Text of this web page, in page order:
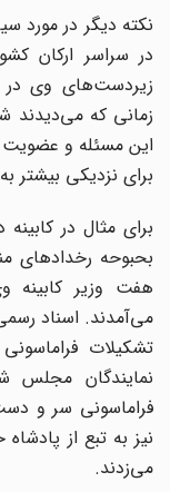
نکته دیگر در مورد
در سراسر ارکان
زیردست‌های وی در
زمانی که می‌دیدند
این مسئله و عضویت
برای نزدیکی بیشتر
بحبوحه رخدادهای
هفت وزیر کابینه
می‌آمدند. اسناد
تشکیلات
نمایندگان مجلس
فراماسونی سر و
نیز به تبع از
می‌زدند.